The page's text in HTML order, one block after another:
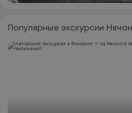
Популярные экскурсии